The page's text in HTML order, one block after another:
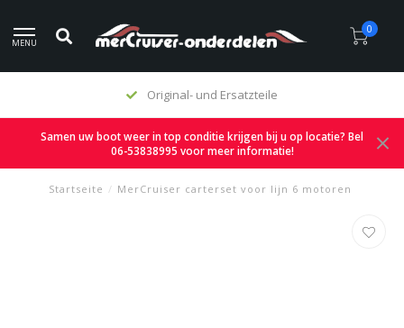
MENU
0
Angemessene Preise
Samen uw boot weer in top conditie krijgen bij u op locatie? Bel
06-53838995 voor meer informatie!
Startseite / MerCruiser carterset voor lijn 6 motoren